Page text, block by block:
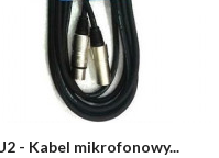
- Kabel mikrofonowy...